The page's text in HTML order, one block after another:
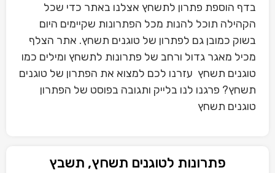
בדף הוספת פתרון לתשחץ אצלנו באתר כדי שכל
הקהילה תוכל להנות מכל הפתרונות שקיימים היום
בשוק כמובן גם לפתרון של טוגנים תשחץ. אתר הצלף
מכיל מאגר גדול ורחב של פתרונות לתשחץ ומילים כמו
טוגנים תשחץ עזרנו לכם למצוא את הפתרון של טוגנים
תשחץ? פרגנו לנו בלייק ותגובה בפוסט של הפתרון
טוגנים תשחץ
פתרונות לטוגנים תשחץ, תשבץ